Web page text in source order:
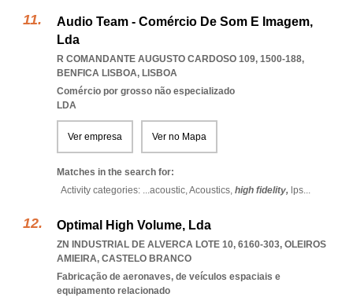
Audio Team - Comércio De Som E Imagem,
Lda
R COMANDANTE AUGUSTO CARDOSO 109, 1500-188,
BENFICA LISBOA, LISBOA
Comércio por grosso não especializado
LDA
Ver empresa Ver no Mapa
Matches in the search for:
Activity categories: ...acoustic,Acoustics, high fidelity, lps...
Optimal High Volume, Lda
ZN INDUSTRIAL DE ALVERCA LOTE 10, 6160-303, OLEIROS
AMIEIRA, CASTELO BRANCO
Fabricação de aeronaves, de veículos espaciais e
equipamento relacionado